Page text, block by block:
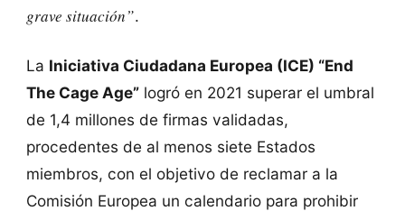
grave situación”.
La Iniciativa Ciudadana Europea (ICE) “End
The Cage Age”logró en 2021 superar el umbral
de 1,4 millones de firmas validadas,
procedentes de al menos siete Estados
miembros, con el objetivo de reclamar a la
Comisión Europea un calendario para prohibir